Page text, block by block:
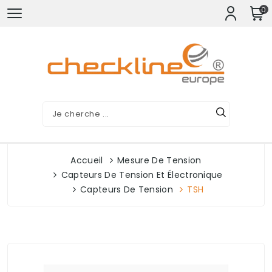
0
Accueil
Mesure De Tension
Capteurs De Tension Et Électronique
Capteurs De Tension
TSH